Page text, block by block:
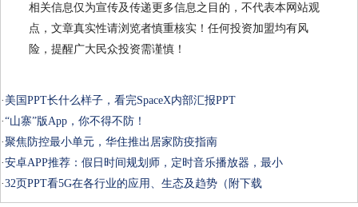
相关信息仅为宣传及传递更多信息之目的，不代表本网站观
点，文章真实性请浏览者慎重核实！任何投资加盟均有风
险，提醒广大民众投资需谨慎！
· 美国PPT长什么样子，看完SpaceX内部汇报PPT
·“山寨”版App，你不得不防！
·聚焦防控最小单元，华住推出居家防疫指南
·安卓APP推荐：假日时间规划师，定时音乐播放器，最小
·32页PPT看5G在各行业的应用、生态及趋势（附下载